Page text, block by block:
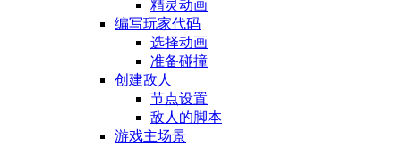
精灵动画
编写玩家代码
选择动画
准备碰撞
创建敌人
节点设置
敌人的脚本
游戏主场景